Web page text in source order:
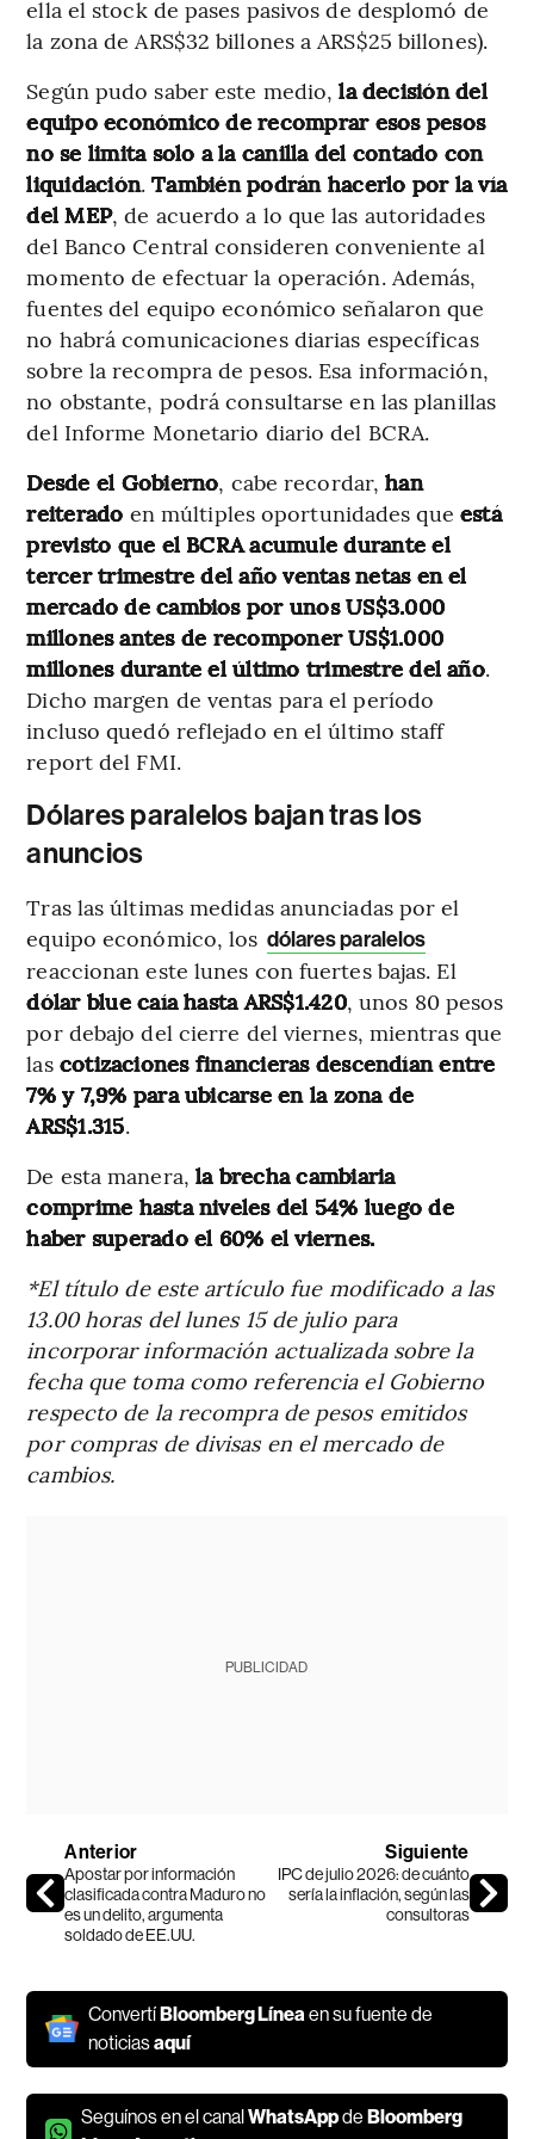
ella el stock de pases pasivos de desplomó de
la zona de ARS$32 billones a ARS$25 billones).
Según pudo saber este medio,la decisión del
equipo económico de recomprar esos pesos
no se limita solo a la canilla del contado con
liquidación.También podrán hacerlo por la vía
del MEP, de acuerdo a lo que las autoridades
del Banco Central consideren conveniente al
momento de efectuar la operación. Además,
fuentes del equipo económico señalaron que
no habrá comunicaciones diarias específicas
sobre la recompra de pesos. Esa información,
no obstante, podrá consultarse en las planillas
del Informe Monetario diario del BCRA.
Desde el Gobierno, cabe recordar,han
reiterado en múltiples oportunidades que está
previsto que el BCRA acumule durante el
tercer trimestre del año ventas netas en el
mercado de cambios por unos US$3.000
millones antes de recomponer US$1.000
millones durante el último trimestre del año.
Dicho margen de ventas para el período
incluso quedó reflejado en el último staff
report del FMI.
Dólares paralelos bajan tras los
anuncios
Tras las últimas medidas anunciadas por el
equipo económico, los dólares paralelos
reaccionan este lunes con fuertes bajas. El
dólar blue caía hasta ARS$1.420, unos 80 pesos
por debajo del cierre del viernes, mientras que
las cotizaciones financieras descendían entre
7% y 7,9% para ubicarse en la zona de
ARS$1.315.
De esta manera, la brecha cambiaria
comprime hasta niveles del 54% luego de
haber superado el 60% el viernes.
*El título de este artículo fue modificado a las
13.00 horas del lunes 15 de julio para
incorporar información actualizada sobre la
fecha que toma como referencia el Gobierno
respecto de la recompra de pesos emitidos
por compras de divisas en el mercado de
cambios.
PUBLICIDAD
Anterior
Apostar por información
clasificada contra Maduro no
es un delito, argumenta
soldado de EE.UU.
Siguiente
IPC de julio 2026: de cuánto
sería la inflación, según las
consultoras
ConvertíBloomberg Línea en su fuente de
noticiasaquí
Seguínos en el canalWhatsAppdeBloomberg